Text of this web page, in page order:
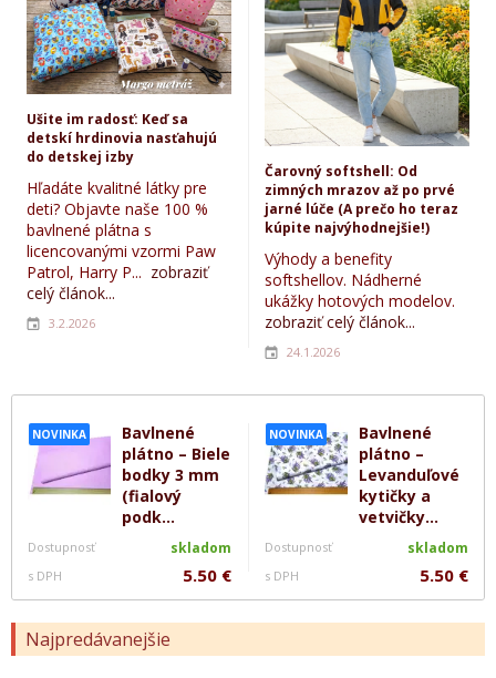
NOVINKA
Bavlnené
plátno – Biele
bodky 3 mm
(fialový
podk...
Dostupnosť skladom
s DPH 5.50 €
NOVINKA
Bavlnené
plátno –
Levanduľové
kytičky a
vetvičky...
Dostupnosť skladom
s DPH 5.50 €
Najpredávanejšie
Ušite im radosť: Keď sa
detskí hrdinovia nasťahujú
do detskej izby
Hľadáte kvalitné látky pre
deti? Objavte naše 100 %
bavlnené plátna s
licencovanými vzormi Paw
Patrol, Harry P... zobraziť
celý článok...
3.2.2026
Čarovný softshell: Od
zimných mrazov až po prvé
jarné lúče (A prečo ho teraz
kúpite najvýhodnejšie!)
Výhody a benefity
softshellov. Nádherné
ukážky hotových modelov.
zobraziť celý článok...
24.1.2026